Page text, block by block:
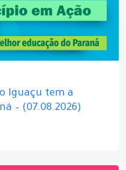
Iguaçu tem a
– (07.08.2026)